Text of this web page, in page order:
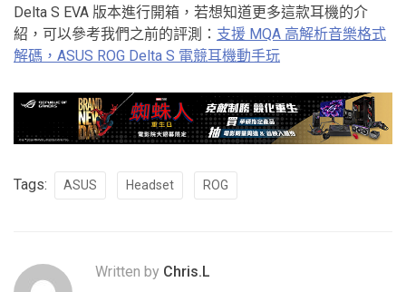
Delta S EVA 版本進行開箱，若想知道更多這款耳機的介
紹，可以參考我們之前的評測： 支援 MQA 高解析音樂格式
解碼，ASUS ROG Delta S 電競耳機動手玩
Tags: ASUS Headset ROG
Written by Chris.L